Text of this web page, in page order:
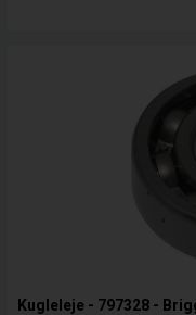
Kugleleje - 797328 -